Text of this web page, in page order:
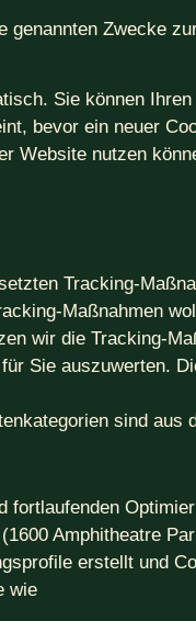
Zwecke
Sie können
bevor ein neuer
Website nutzen
Tracking-
Maßnahmen
wir die Tracking-
Sie auszuwerten.
sind aus
fortlaufenden
Amphitheatre
erstellt und
wie